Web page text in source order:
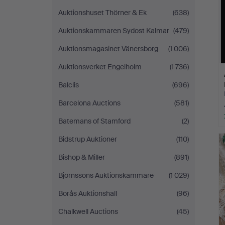
Auktionshuset Thörner & Ek
(638)
Auktionskammaren Sydost Kalmar (479)
Auktionsmagasinet Vänersborg
(1 006)
Auktionsverket Engelholm
(1 736)
Balclis
(696)
Barcelona Auctions
(581)
Batemans of Stamford
(2)
Bidstrup Auktioner
(110)
Bishop & Miller
(891)
Björnssons Auktionskammare
(1 029)
Borås Auktionshall
(96)
Chalkwell Auctions
(45)